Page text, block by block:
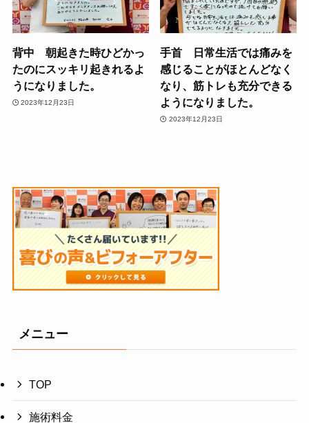
背中 朝起きた時ひどかっ
たのにスッキリ起きれるよ
うになりました。
2023年12月23日
手首 日常生活では痛みを
感じることがほとんどなく
なり、筋トレも充分できる
ようになりました。
2023年12月23日
メニュー
TOP
施術料金